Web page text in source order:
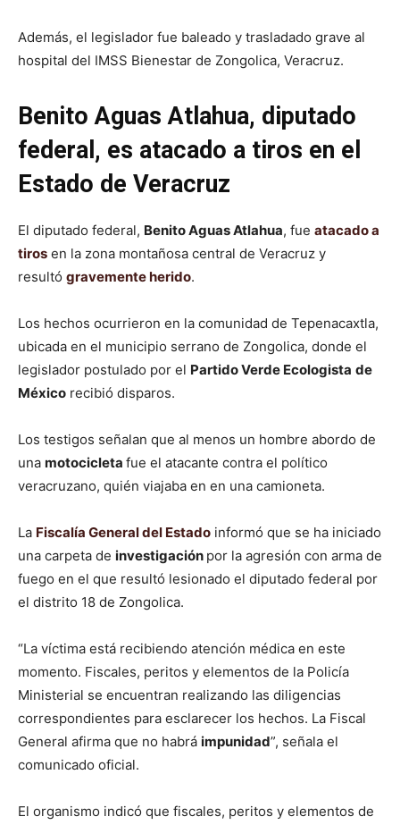
Además, el legislador fue baleado y trasladado grave al
hospital del IMSS Bienestar de Zongolica, Veracruz.
Benito Aguas Atlahua, diputado
federal, es atacado a tiros en el
Estado de Veracruz
El diputado federal, Benito Aguas Atlahua, fue atacado a
tiros en la zona montañosa central de Veracruz y
resultó gravemente herido.
Los hechos ocurrieron en la comunidad de Tepenacaxtla,
ubicada en el municipio serrano de Zongolica, donde el
legislador postulado por el Partido Verde Ecologista de
México recibió disparos.
Los testigos señalan que al menos un hombre abordo de
una motocicleta fue el atacante contra el político
veracruzano, quién viajaba en en una camioneta.
La Fiscalía General del Estado informó que se ha iniciado
una carpeta de investigación por la agresión con arma de
fuego en el que resultó lesionado el diputado federal por
el distrito 18 de Zongolica.
“La víctima está recibiendo atención médica en este
momento. Fiscales, peritos y elementos de la Policía
Ministerial se encuentran realizando las diligencias
correspondientes para esclarecer los hechos. La Fiscal
General afirma que no habrá impunidad”, señala el
comunicado oficial.
El organismo indicó que fiscales, peritos y elementos de